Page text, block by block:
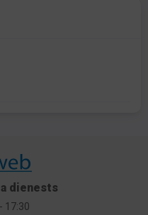
dienests
17:30